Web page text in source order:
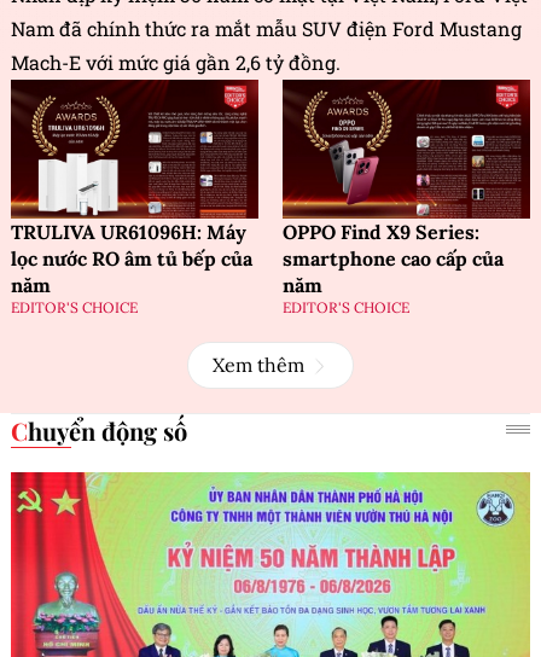
Nam đã chính thức ra mắt mẫu SUV điện Ford Mustang
Mach-E với mức giá gần 2,6 tỷ đồng.
TRULIVA UR61096H: Máy
lọc nước RO âm tủ bếp của
năm
EDITOR'S CHOICE
OPPO Find X9 Series:
smartphone cao cấp của
năm
EDITOR'S CHOICE
Xem thêm
Chuyển động số